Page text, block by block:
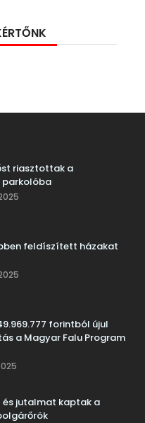
riasztottak a
parkolóba
feldíszített házakat
forintból újul
a Magyar Falu Program
és jutalmat kaptak a